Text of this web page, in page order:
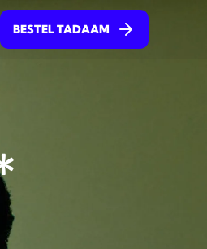
BESTEL TADAAM